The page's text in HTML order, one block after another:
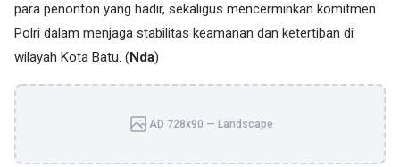
para penonton yang hadir, sekaligus mencerminkan komitmen
Polri dalam menjaga stabilitas keamanan dan ketertiban di
wilayah Kota Batu. (Nda)
AD 728x90 — Landscape